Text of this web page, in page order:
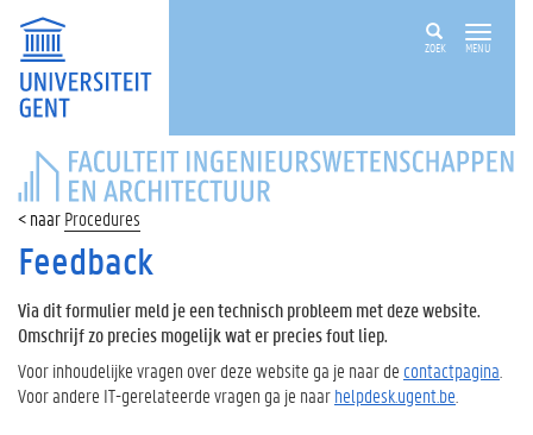
ZOEK MENU
FACULTEIT
INGENIEURSWETENSCHAPPEN
EN
ARCHITECTUUR
Procedures
Feedback
Via dit formulier meld je een technisch probleem met deze website.
Omschrijf zo precies mogelijk wat er precies fout liep.
Voor inhoudelijke vragen over deze website ga je naar de contactpagina
Voor andere IT-gerelateerde vragen ga je naarhelpdesk.ugent.be